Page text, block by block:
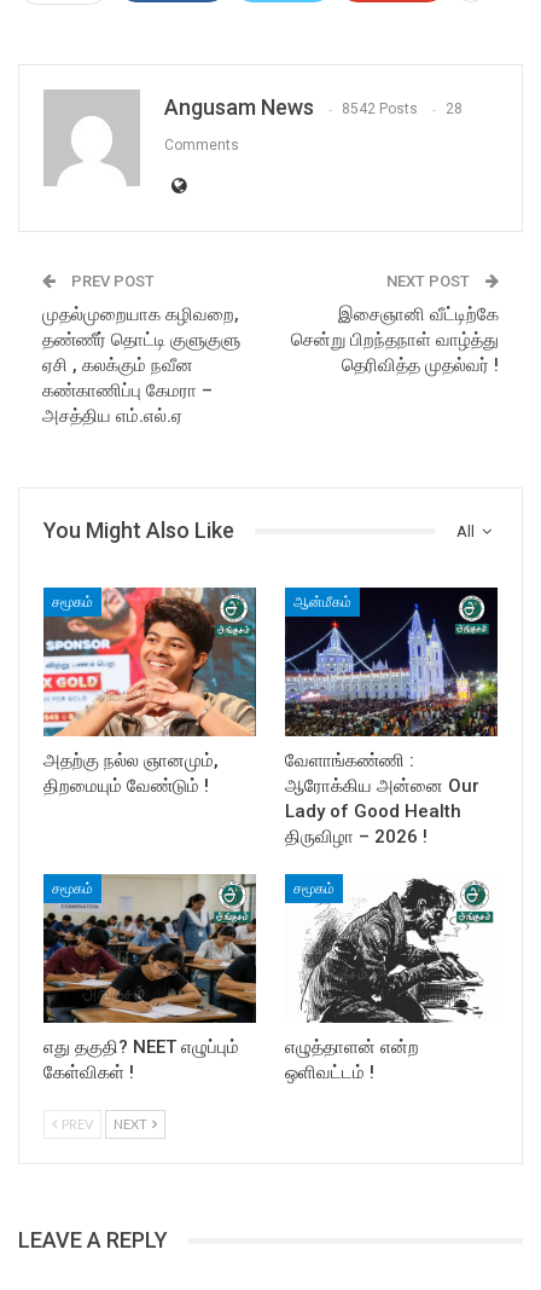
Angusam News 8542 Posts 28
Comments
PREV POST
முதல்முறையாக கழிவறை,
தண்ணீர் தொட்டி குளுகுளு
ஏசி , கலக்கும் நவீன
கண்காணிப்பு கேமரா –
அசத்திய எம்.எல்.ஏ
NEXT POST
இசைஞானி வீட்டிற்கே
சென்று பிறந்தநாள் வாழ்த்து
தெரிவித்த முதல்வர் !
All
You Might Also Like
சமூகம்
அதற்கு நல்ல ஞானமும்,
திறமையும் வேண்டும் !
ஆன்மீகம்
வேளாங்கண்ணி :
ஆரோக்கிய அன்னை Our
Lady of Good Health
திருவிழா – 2026 !
சமூகம்
எது தகுதி? NEET எழுப்பும்
கேள்விகள் !
சமூகம்
எழுத்தாளன் என்ற
ஒளிவட்டம் !
PREV NEXT
LEAVE A REPLY